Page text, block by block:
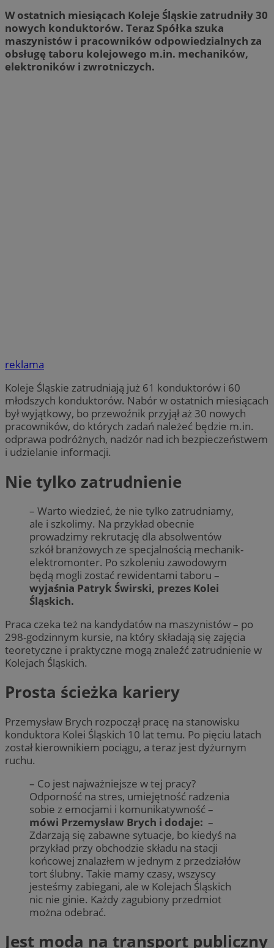
W ostatnich miesiącach Koleje Śląskie zatrudniły 30
nowych konduktorów. Teraz Spółka szuka
maszynistów i pracowników odpowiedzialnych za
obsługę taboru kolejowego m.in. mechaników,
elektroników i zwrotniczych.
reklama
Koleje Śląskie zatrudniają już 61 konduktorów i 60
młodszych konduktorów. Nabór w ostatnich miesiącach
był wyjątkowy, bo przewoźnik przyjął aż 30 nowych
pracowników, do których zadań należeć będzie m.in.
odprawa podróżnych, nadzór nad ich bezpieczeństwem
i udzielanie informacji.
Nie tylko zatrudnienie
– Warto wiedzieć, że nie tylko zatrudniamy,
ale i szkolimy. Na przykład obecnie
prowadzimy rekrutację dla absolwentów
szkół branżowych ze specjalnością mechanik-
elektromonter. Po szkoleniu zawodowym
będą mogli zostać rewidentami taboru –
wyjaśnia Patryk Świrski, prezes Kolei
Śląskich.
Praca czeka też na kandydatów na maszynistów – po
298-godzinnym kursie, na który składają się zajęcia
teoretyczne i praktyczne mogą znaleźć zatrudnienie w
Kolejach Śląskich.
Prosta ścieżka kariery
Przemysław Brych rozpoczął pracę na stanowisku
konduktora Kolei Śląskich 10 lat temu. Po pięciu latach
został kierownikiem pociągu, a teraz jest dyżurnym
ruchu.
– Co jest najważniejsze w tej pracy?
Odporność na stres, umiejętność radzenia
sobie z emocjami i komunikatywność –
mówi Przemysław Brych i dodaje: –
Zdarzają się zabawne sytuacje, bo kiedyś na
przykład przy obchodzie składu na stacji
końcowej znalazłem w jednym z przedziałów
tort ślubny. Takie mamy czasy, wszyscy
jesteśmy zabiegani, ale w Kolejach Śląskich
nic nie ginie. Każdy zagubiony przedmiot
można odebrać.
Jest moda na transport publiczny